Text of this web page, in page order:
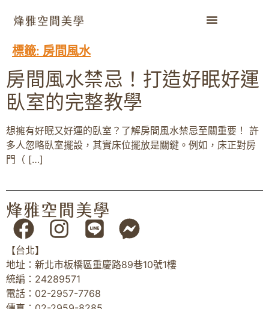
標籤: 房間風水
房間風水禁忌！打造好眠好運
臥室的完整教學
想擁有好眠又好運的臥室？了解房間風水禁忌至關重要！ 許
多人忽略臥室擺設，其實床位擺放是關鍵。例如，床正對房
門（ […]
【台北】
地址：新北市板橋區重慶路89巷10號1樓
統編：24289571
電話：02-2957-7768